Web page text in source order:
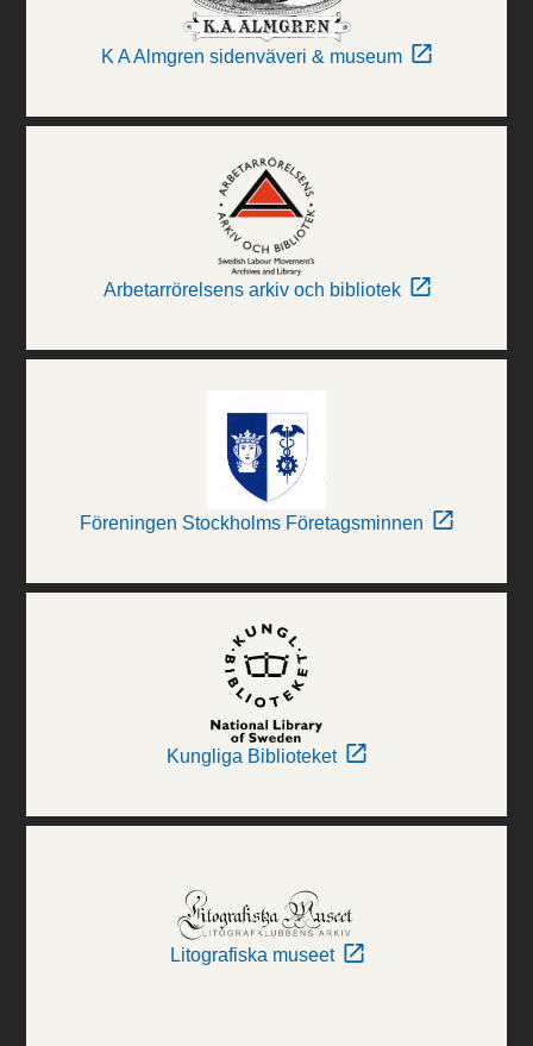
K A Almgren sidenväveri & museum
Arbetarrörelsens arkiv och bibliotek
Föreningen Stockholms Företagsminnen
Kungliga Biblioteket
Litografiska museet